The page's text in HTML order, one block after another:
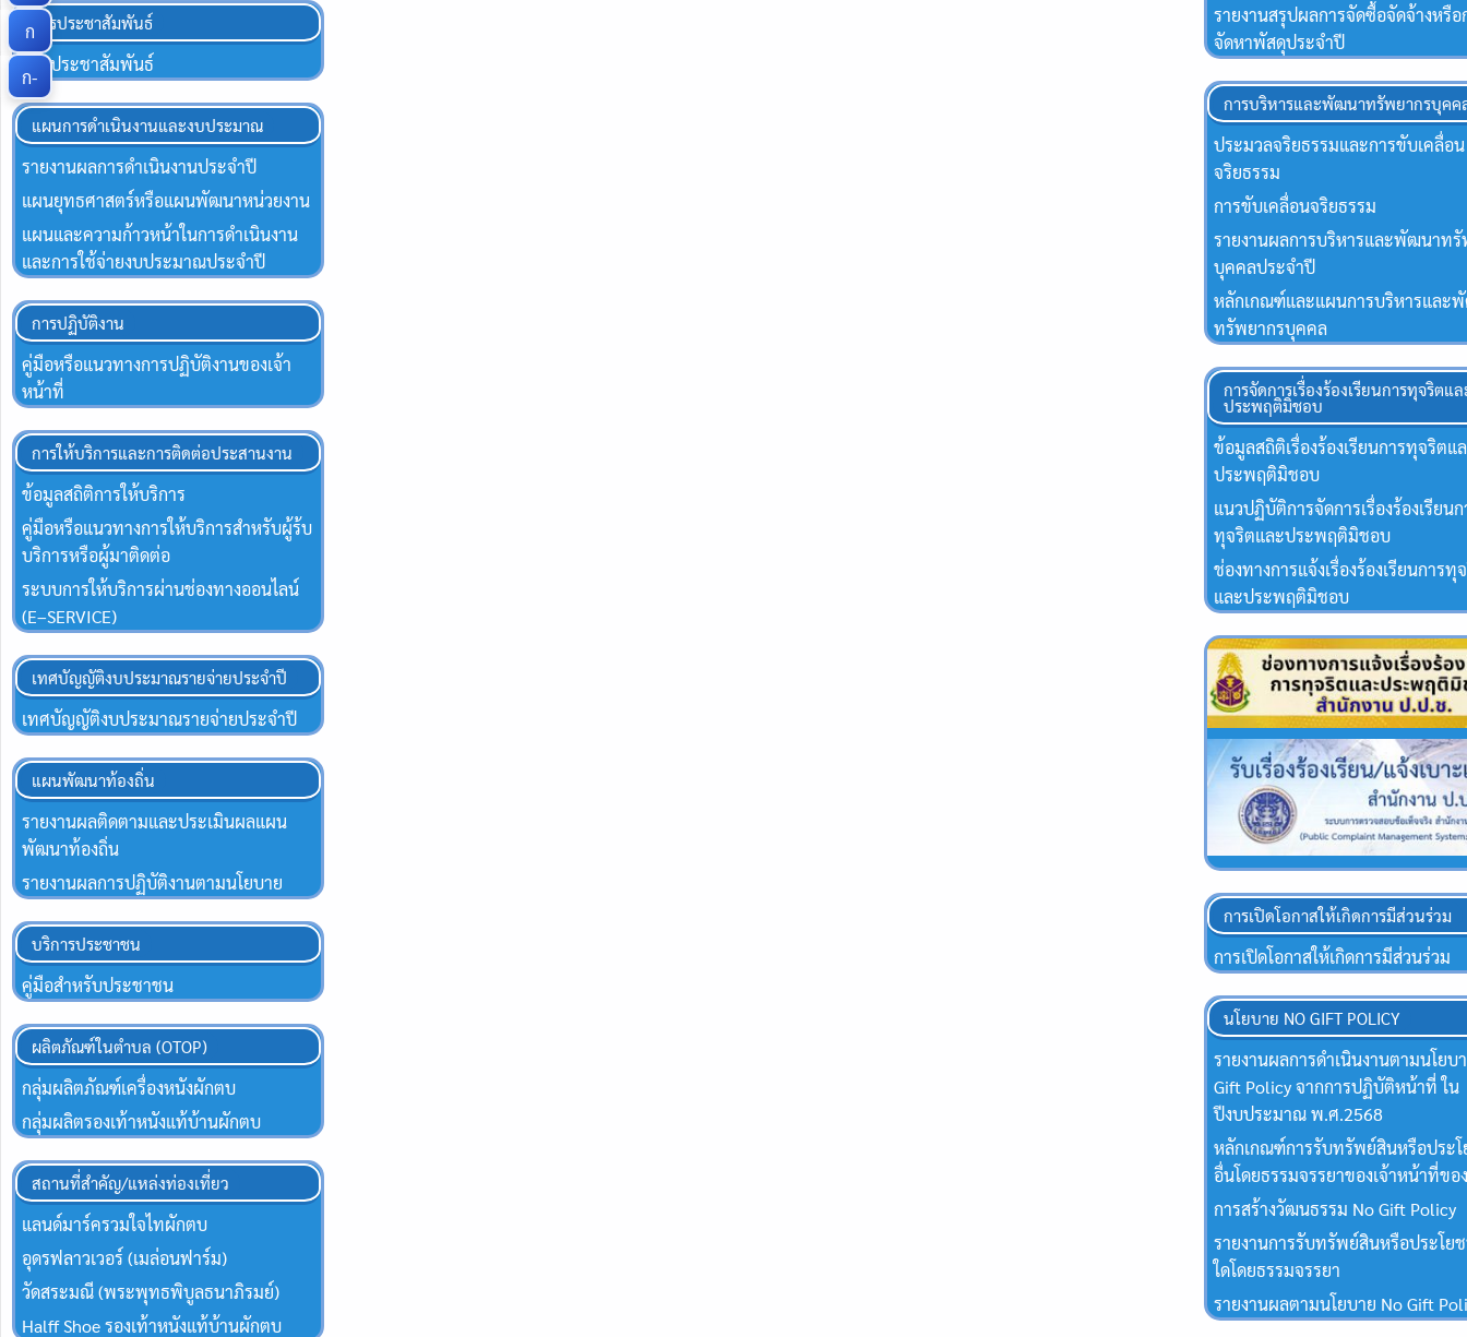
การประชาสัมพันธ์
ข่าวประชาสัมพันธ์
แผนการดำเนินงานและงบประมาณ
รายงานผลการดำเนินงานประจำปี
แผนยุทธศาสตร์หรือแผนพัฒนาหน่วยงาน
แผนและความก้าวหน้าในการดำเนินงาน
และการใช้จ่ายงบประมาณประจำปี
การปฏิบัติงาน
คู่มือหรือแนวทางการปฏิบัติงานของเจ้า
หน้าที่
การให้บริการและการติดต่อประสานงาน
ข้อมูลสถิติการให้บริการ
คู่มือหรือแนวทางการให้บริการสำหรับผู้ร้บ
บริการหรือผู้มาติดต่อ
ระบบการให้บริการผ่านช่องทางออนไลน์
(E–SERVICE)
เทศบัญญัติงบประมาณรายจ่ายประจำปี
เทศบัญญัติงบประมาณรายจ่ายประจำปี
แผนพัฒนาท้องถิ่น
รายงานผลติดตามและประเมินผลแผน
พัฒนาท้องถิ่น
รายงานผลการปฏิบัติงานตามนโยบาย
บริการประชาชน
คู่มือสำหรับประชาชน
ผลิตภัณฑ์ในตำบล (OTOP)
กลุ่มผลิตภัณฑ์เครื่องหนังผักตบ
กลุ่มผลิตรองเท้าหนังแท้บ้านผักตบ
สถานที่สำคัญ/แหล่งท่องเที่ยว
แลนด์มาร์ครวมใจไทผักตบ
อุดรฟลาวเวอร์ (เมล่อนฟาร์ม)
วัดสระมณี (พระพุทธพิบูลธนาภิรมย์)
Halff Shoe รองเท้าหนังแท้บ้านผักตบ
รายงานสรุปผลการจัดซื้อจัดจ้างหรือ
จัดหาพัสดุประจําปี
การบริหารและพัฒนาทรัพยากรบุคค
ประมวลจริยธรรมและการขับเคลื่อน
จริยธรรม
การขับเคลื่อนจริยธรรม
รายงานผลการบริหารและพัฒนาท
บุคคลประจำปี
หลักเกณฑ์และแผนการบริหารและ
ทรัพยากรบุคคล
การจัดการเรื่องร้องเรียนการทุจริตแ
ประพฤติมิชอบ
ข้อมูลสถิติเรื่องร้องเรียนการทุจริตแ
ประพฤติมิชอบ
แนวปฏิบัติการจัดการเรื่องร้องเรียน
ทุจริตและประพฤติมิชอบ
ช่องทางการแจ้งเรื่องร้องเรียนการทุ
และประพฤติมิชอบ
การเปิดโอกาสให้เกิดการมีส่วนร่วม
การเปิดโอกาสให้เกิดการมีส่วนร่วม
นโยบาย NO GIFT POLICY
รายงานผลการดำเนินงานตามนโยบ
Gift Policy จากการปฏิบัติหน้าที่ ใน
ปีงบประมาณ พ.ศ.2568
หลักเกณฑ์การรับทรัพย์สินหรือประ
อื่นโดยธรรมจรรยาของเจ้าหน้าที่ขอ
การสร้างวัฒนธรรม No Gift Policy
รายงานการรับทรัพย์สินหรือประโย
ใดโดยธรรมจรรยา
รายงานผลตามนโยบาย No Gift
ก
ก-